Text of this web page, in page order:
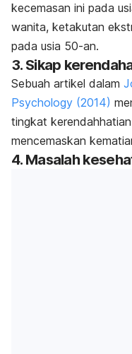
kecemasan ini pada
wanita, ketakutan
pada usia 50-an.
3. Sikap
Sebuah artikel dalam
Psychology (2014)
tingkat
mencemaskan
4. Masalah